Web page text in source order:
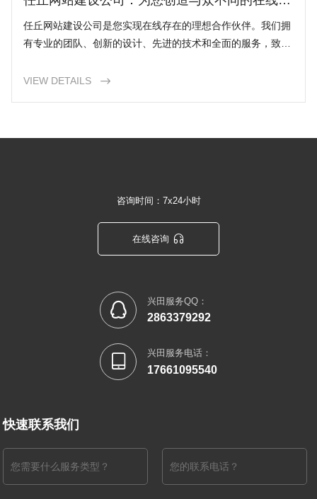
任丘网站建设公司是您实现在线存在的理想合作伙伴。我们拥
有专业的团队、创新的设计、先进的技术和全面的服务，致力
创业者，我们都能够根据您的需求，提供量身定制的网站解决
VIEW DETAILS 
咨询时间：7x24小时
在线咨询 
 兴田服务QQ：
2863379292
 兴田服务电话：
17661095540
快速联系我们